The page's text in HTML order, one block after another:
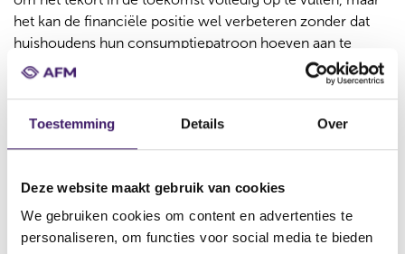
Toestemming Details Over
Deze website maakt gebruik van cookies
We gebruiken cookies om content en advertenties te
personaliseren, om functies voor social media te bieden
het kan de financiële positie wel verbeteren zonder dat
huishoudens hun consumptiepatroon hoeven aan te
passen.
Redenen om niet te beleggen:
persoonlijke voorkeuren
Gebrek aan kennis is de meest genoemde reden om niet